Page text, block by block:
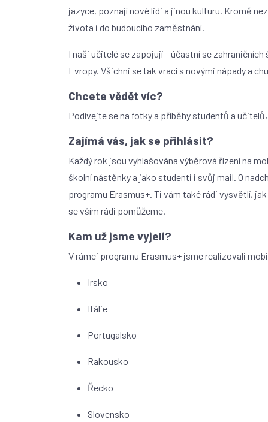
jazyce, poznají nové lidi a jinou kulturu. Kromě
života i do budoucího zaměstnání.
I naši učitelé se zapojují – účastní se
Evropy. Všichni se tak vrací s novými nápady a
Chcete vědět víc?
Podívejte se na fotky a příběhy studentů a
Zajímá vás, jak se přihlásit?
Každý rok jsou vyhlašována výběrová řízení na
školní nástěnky a jako studenti i svůj mail. O
programu Erasmus+. Ti vám také rádi vysvětlí,
se vším rádi pomůžeme.
Kam už jsme vyjeli?
V rámci programu Erasmus+ jsme realizovali
Irsko
Itálie
Portugalsko
Rakousko
Řecko
Slovensko